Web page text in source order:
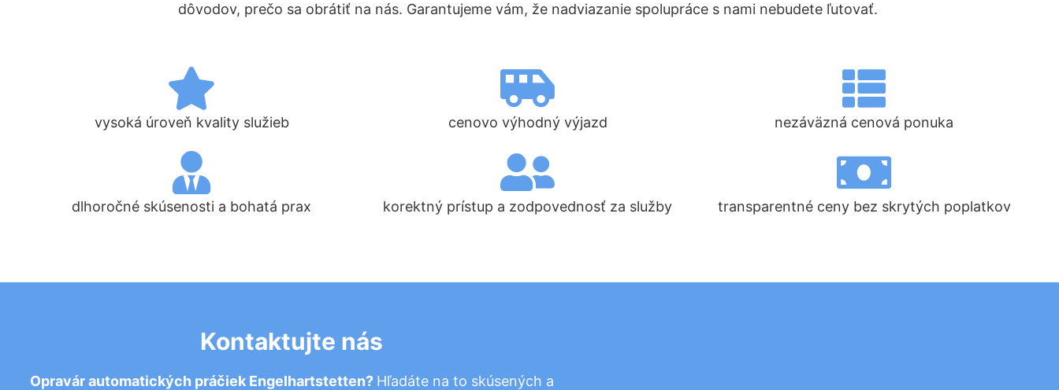
dôvodov, prečo sa obrátiť na nás. Garantujeme vám, že nadviazanie spolupráce s nami nebudete ľutovať.
vysoká úroveň kvality služieb cenovo výhodný výjazd nezáväzná cenová ponuka
dlhoročné skúsenosti a bohatá prax korektný prístup a zodpovednosť za služby transparentné ceny bez skrytých poplatkov
Kontaktujte nás
Opravár automatických práčiek Engelhartstetten? Hľadáte na to skúsených a